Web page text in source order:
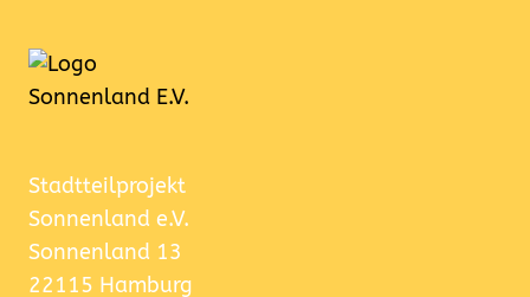
Stadtteilprojekt
Sonnenland e.V.
Sonnenland 13
22115 Hamburg